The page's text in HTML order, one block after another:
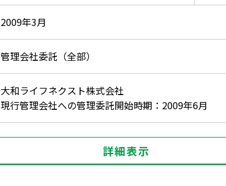
2009年3月
管理会社委託（全部）
大和ライフネクスト株式会社
現行管理会社への管理委託開始時期：2009年6月
詳細表示